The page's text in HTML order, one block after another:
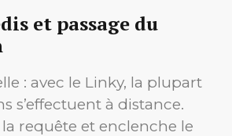
et passage du
: avec le Linky, la plupart
s’effectuent à distance.
requête et enclenche le